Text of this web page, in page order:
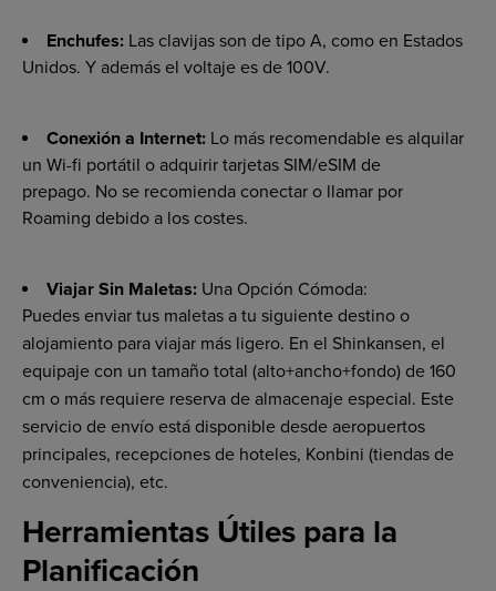
Enchufes: Las clavijas son de tipo A, como en Estados
Unidos. Y además el voltaje es de 100V.
Conexión a Internet: Lo más recomendable es alquilar
un Wi-fi portátil o adquirir tarjetas SIM/eSIM de
prepago. No se recomienda conectar o llamar por
Roaming debido a los costes.
Viajar Sin Maletas: Una Opción Cómoda:
Puedes enviar tus maletas a tu siguiente destino o
alojamiento para viajar más ligero. En el Shinkansen, el
equipaje con un tamaño total (alto+ancho+fondo) de 160
cm o más requiere reserva de almacenaje especial. Este
servicio de envío está disponible desde aeropuertos
principales, recepciones de hoteles, Konbini (tiendas de
conveniencia), etc.
Herramientas Útiles para la
Planificación